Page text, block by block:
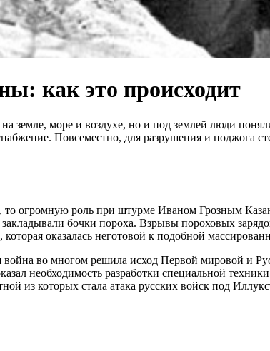
как это происходит
земле, море и воздухе, но и под землей люди
Повсеместно, для разрушения и поджога
огромную роль при штурме Иваном Грозным
бочки пороха. Взрывы пороховых
оказалась неготовой к подобной
во многом решила исход Первой мировой и
необходимость разработки специальной
из которых стала атака русских войск под